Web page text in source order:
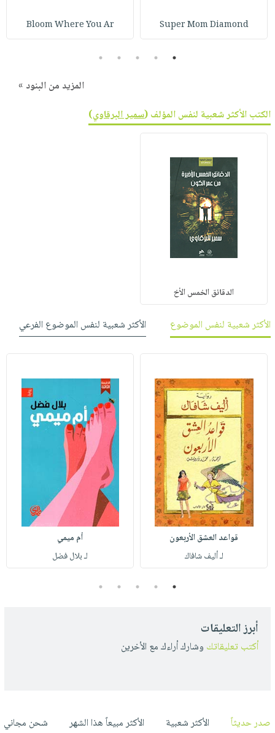
أطفال
مناسبات
أسئلة
وفرات
انشر
تواصل
عربة
التسوق
Super Mom Diamond
Bloom Where You Ar
1
2
3
4
5
المزيد من البنود »
الكتب الأكثر شعبية لنفس المؤلف (سمير البرقاوي)
الدقائق الخمس الأخ
الأكثر شعبية لنفس الموضوع الأكثر شعبية لنفس الموضوع الفرعي
قواعد العشق الأربعون
لـ أليف شافاك
أم ميمي
لـ بلال فضل
1
2
3
4
5
أبرز التعليقات
أكتب تعليقاتك وشارك أراءك مع الأخرين
صدر حديثاً الأكثر شعبية الأكثر مبيعاً هذا الشهر شحن مجاني